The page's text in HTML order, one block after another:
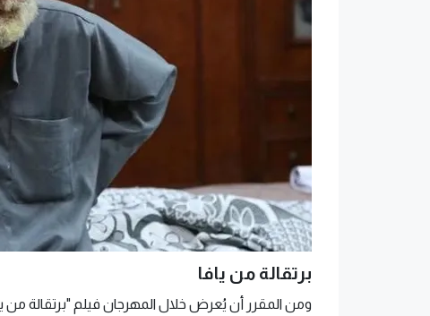
برتقالة من يافا
ومن المقرر أن يُعرض خلال المهرجان فيلم "برتقالة من